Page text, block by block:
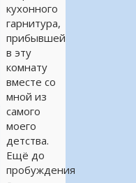
кухонного
гарнитура,
прибывшей
в эту
комнату
вместе со
мной из
самого
моего
детства.
Ещё до
пробуждения